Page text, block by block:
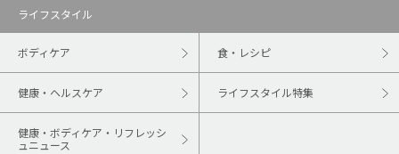
ライフスタイル
ボディケア 食・レシピ
健康・ヘルスケア ライフスタイル特集
健康・ボディケア・リフレッシ
ュニュース